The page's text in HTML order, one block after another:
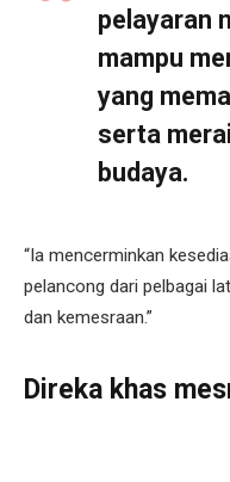
pelayaran
mampu
yang
serta
budaya.
“Ia mencerminkan
pelancong dari pelbagai
dan kemesraan.”
Direka khas